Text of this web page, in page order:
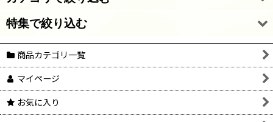
アウトレットセール
ガラス・アクリルストーン
ガラスストーン用セッティング
ヴィンテージガラスビーズ
特集で絞り込む
次回更新時入荷予定08準備中
26/7/28 新着・再入荷
26/7/20 新着・再入荷
商品カテゴリ一覧
マイページ
お気に入り